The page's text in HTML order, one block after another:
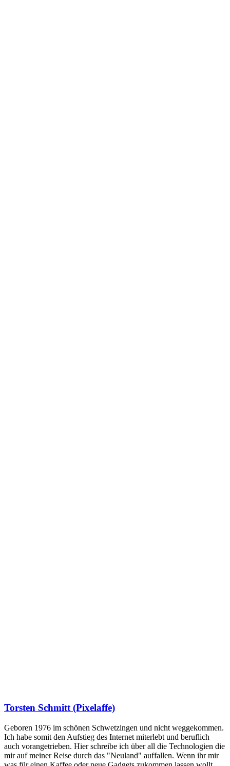
Torsten Schmitt (Pixelaffe)
Geboren 1976 im schönen Schwetzingen und nicht weggekommen.
Ich habe somit den Aufstieg des Internet miterlebt und beruflich
auch vorangetrieben. Hier schreibe ich über all die Technologien die
mir auf meiner Reise durch das "Neuland" auffallen. Wenn ihr mir